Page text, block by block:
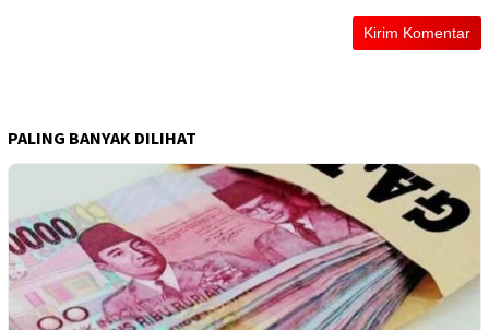
PALING BANYAK DILIHAT